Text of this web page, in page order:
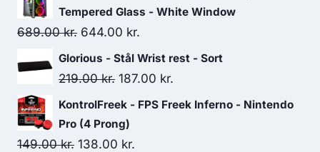
was:
149.00 kr..
is:
Tempered Glass - White Window
689.00kr. Original
price
was:
644.00 kr.
price
is:
Glorious - Stål Wrist rest - Sort
219.00kr. Original
price
was:
219.00 kr..
187.00 kr.
price
KontrolFreek - FPS Freek Inferno - Nintendo
Pro (4 Prong)
149.00kr. Original
138.00 kr.